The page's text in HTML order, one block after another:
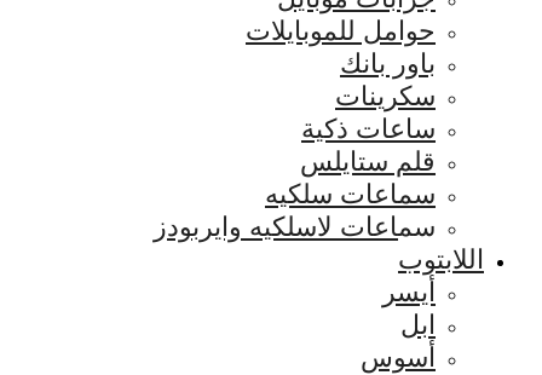
حوامل للموبايلات
باور بانك
سكرينات
ساعات ذكية
قلم ستايلس
سماعات سلكيه
سماعات لاسلكيه وايربودز
اللابتوب
أيسر
ابل
أسوس